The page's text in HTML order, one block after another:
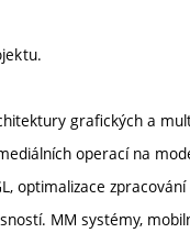
grafických a
operací na
optimalizace
MM systémy,